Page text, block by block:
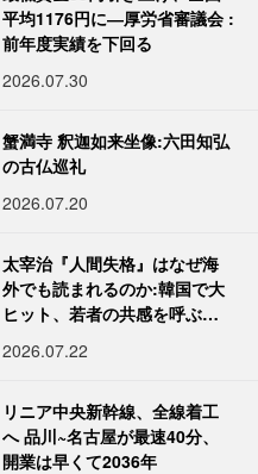
平均1176円に―厚労省審議会 :
前年度実績を下回る
2026.07.30
蟹満寺 釈迦如来坐像:六田知弘
の古仏巡礼
2026.07.20
太宰治『人間失格』はなぜ海
外でも読まれるのか:韓国で大
ヒット、若者の共感を呼ぶ
2026.07.22
リニア中央新幹線、全線着工
へ 品川~名古屋が最速40分、
開業は早くて2036年